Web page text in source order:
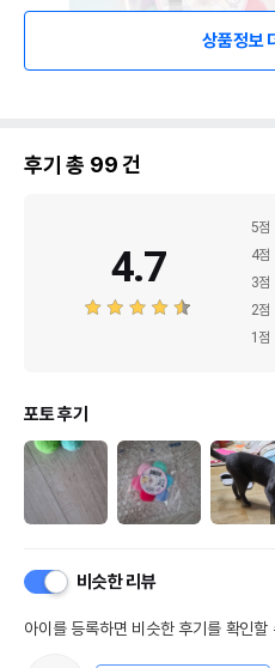
상품정보
후기 총 99건
4.7
5점
4점
3점
2점
1 점
포토 후기
비슷한 리뷰
아이를 등록하면 비슷한 후기를 확인할